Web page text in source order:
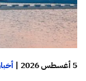
5 أغسطس 2026 |